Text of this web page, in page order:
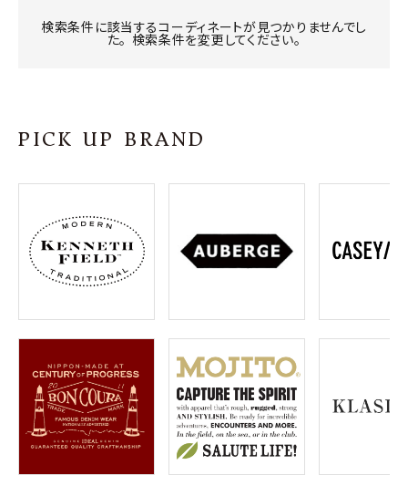
SHOP
特定商取引法について
お問い合わせ
OFFICIAL WEB SITE
ようこそ ゲスト 様
meeting_room ログイン 会員登録
検索条件に該当するコーディネートが見つかりませんでし
た。 検索条件を変更してください。
PICK UP BRAND